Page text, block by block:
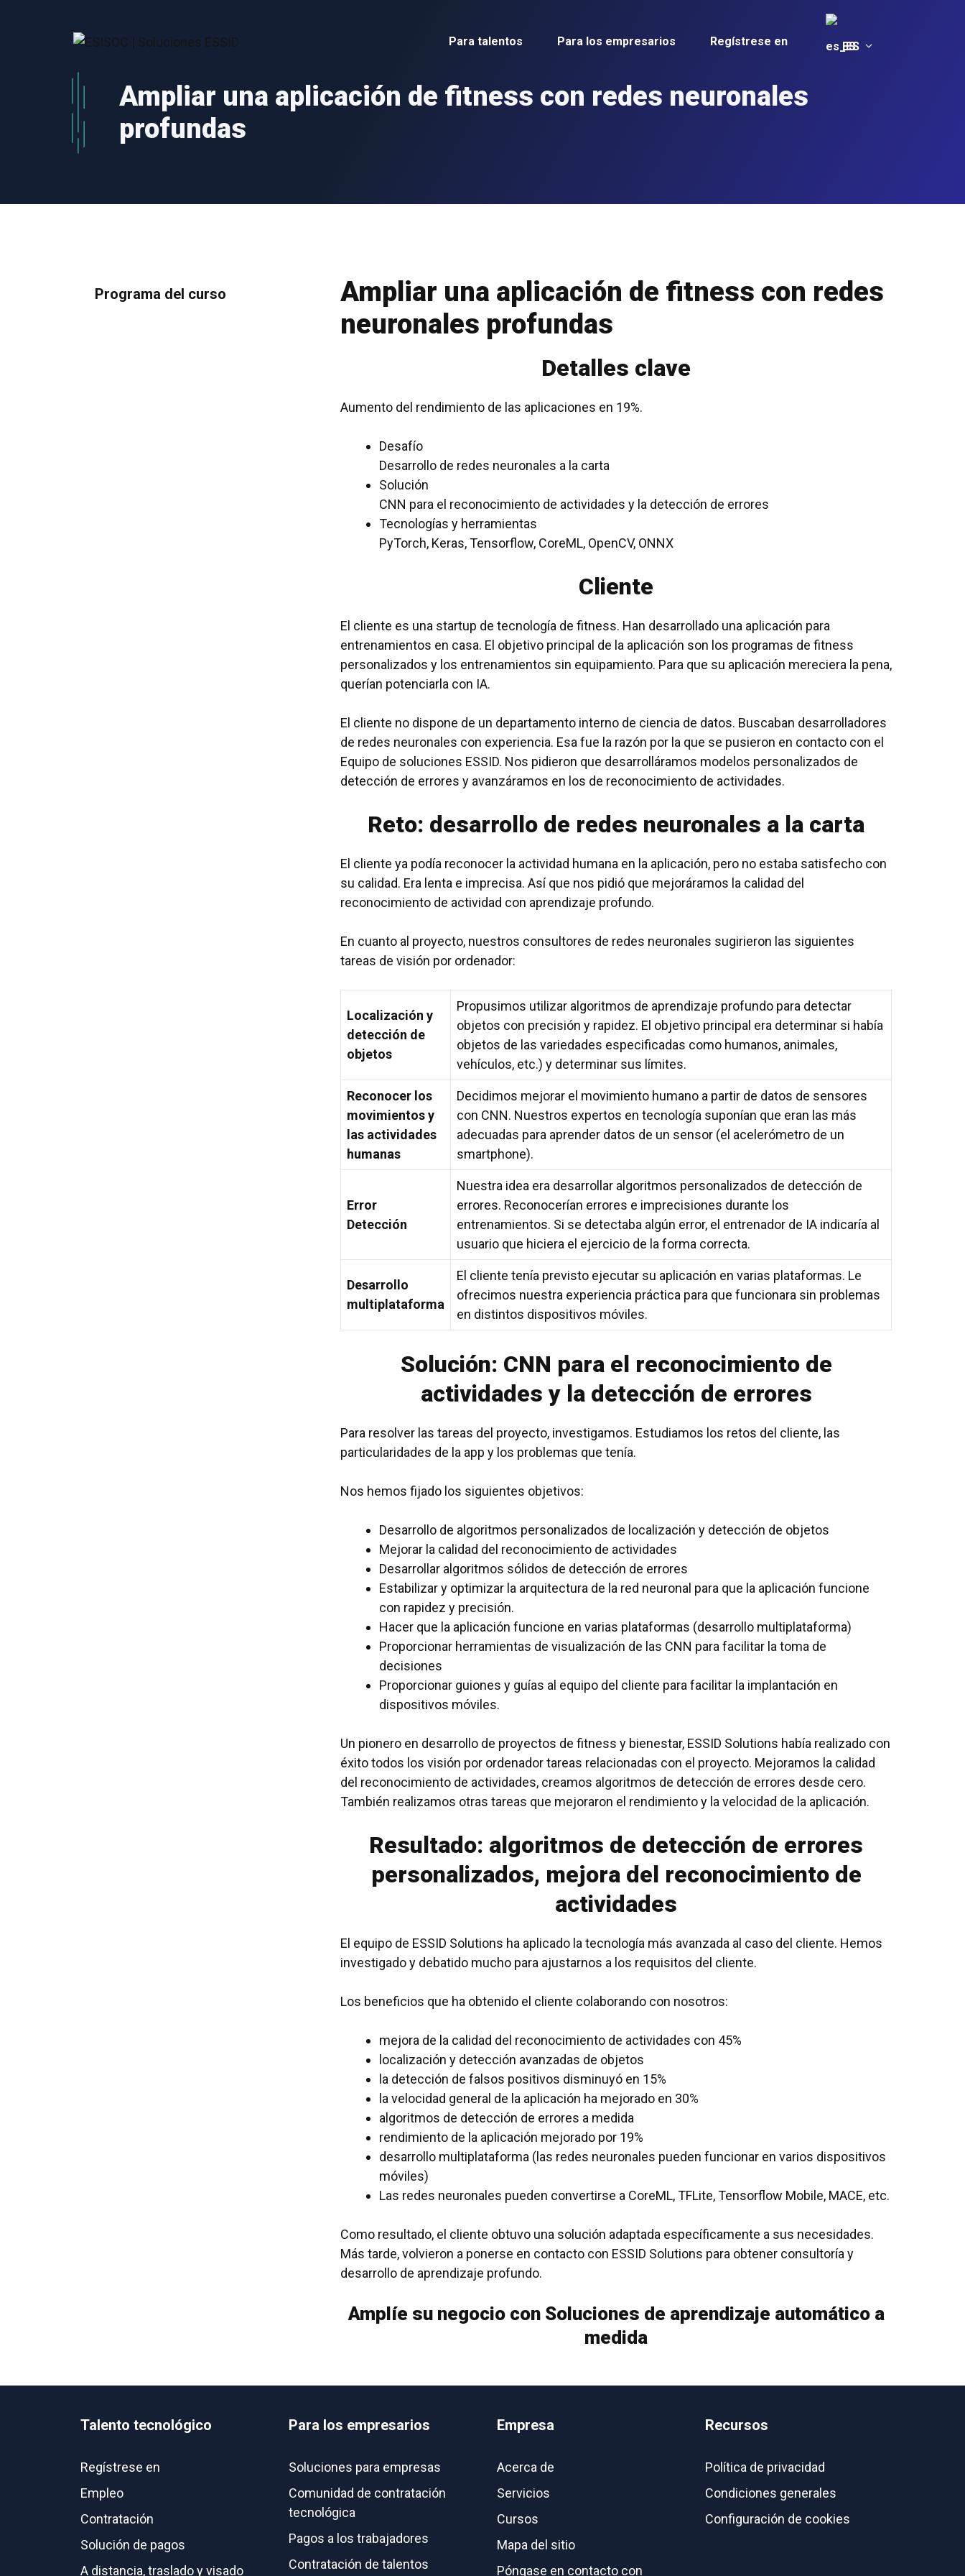
Para talentos Para los empresarios Regístrese en ES
Ampliar una aplicación de fitness con redes neuronales
profundas
Ampliar una aplicación de fitness con redes
neuronales profundas
Detalles clave
Aumento del rendimiento de las aplicaciones en 19%.
Desafío
Desarrollo de redes neuronales a la carta
Solución
CNN para el reconocimiento de actividades y la detección de errores
Tecnologías y herramientas
PyTorch, Keras, Tensorflow, CoreML, OpenCV, ONNX
Cliente
El cliente es una startup de tecnología de fitness. Han desarrollado una aplicación para
entrenamientos en casa. El objetivo principal de la aplicación son los programas de fitness
personalizados y los entrenamientos sin equipamiento. Para que su aplicación mereciera la pena,
querían potenciarla con IA.
El cliente no dispone de un departamento interno de ciencia de datos. Buscaban desarrolladores
de redes neuronales con experiencia. Esa fue la razón por la que se pusieron en contacto con el
Equipo de soluciones ESSID. Nos pidieron que desarrolláramos modelos personalizados de
detección de errores y avanzáramos en los de reconocimiento de actividades.
Reto: desarrollo de redes neuronales a la carta
El cliente ya podía reconocer la actividad humana en la aplicación, pero no estaba satisfecho con
su calidad. Era lenta e imprecisa. Así que nos pidió que mejoráramos la calidad del
reconocimiento de actividad con aprendizaje profundo.
En cuanto al proyecto, nuestros consultores de redes neuronales sugirieron las siguientes
tareas de visión por ordenador:
Localización y
detección de
objetos
Propusimos utilizar algoritmos de aprendizaje profundo para detectar
objetos con precisión y rapidez. El objetivo principal era determinar si había
objetos de las variedades especificadas como humanos, animales,
vehículos, etc.) y determinar sus límites.
Reconocer los
movimientos y
las actividades
humanas
Decidimos mejorar el movimiento humano a partir de datos de sensores
con CNN. Nuestros expertos en tecnología suponían que eran las más
adecuadas para aprender datos de un sensor (el acelerómetro de un
smartphone).
Error
Detección
Nuestra idea era desarrollar algoritmos personalizados de detección de
errores. Reconocerían errores e imprecisiones durante los
entrenamientos. Si se detectaba algún error, el entrenador de IA indicaría al
usuario que hiciera el ejercicio de la forma correcta.
Desarrollo
multiplataforma
El cliente tenía previsto ejecutar su aplicación en varias plataformas. Le
ofrecimos nuestra experiencia práctica para que funcionara sin problemas
en distintos dispositivos móviles.
Solución: CNN para el reconocimiento de
actividades y la detección de errores
Para resolver las tareas del proyecto, investigamos. Estudiamos los retos del cliente, las
particularidades de la app y los problemas que tenía.
Nos hemos fijado los siguientes objetivos:
Desarrollo de algoritmos personalizados de localización y detección de objetos
Mejorar la calidad del reconocimiento de actividades
Desarrollar algoritmos sólidos de detección de errores
Estabilizar y optimizar la arquitectura de la red neuronal para que la aplicación funcione
con rapidez y precisión.
Hacer que la aplicación funcione en varias plataformas (desarrollo multiplataforma)
Proporcionar herramientas de visualización de las CNN para facilitar la toma de
decisiones
Proporcionar guiones y guías al equipo del cliente para facilitar la implantación en
dispositivos móviles.
Un pionero en desarrollo de proyectos de fitness y bienestar, ESSID Solutions había realizado con
éxito todos los visión por ordenadortareas relacionadas con el proyecto. Mejoramos la calidad
del reconocimiento de actividades, creamos algoritmos de detección de errores desde cero.
También realizamos otras tareas que mejoraron el rendimiento y la velocidad de la aplicación.
Resultado: algoritmos de detección de errores
personalizados, mejora del reconocimiento de
actividades
El equipo de ESSID Solutions ha aplicado la tecnología más avanzada al caso del cliente. Hemos
investigado y debatido mucho para ajustarnos a los requisitos del cliente.
Los beneficios que ha obtenido el cliente colaborando con nosotros:
mejora de la calidad del reconocimiento de actividades con 45%
localización y detección avanzadas de objetos
la detección de falsos positivos disminuyó en 15%
la velocidad general de la aplicación ha mejorado en 30%
algoritmos de detección de errores a medida
rendimiento de la aplicación mejorado por 19%
desarrollo multiplataforma (las redes neuronales pueden funcionar en varios dispositivos
móviles)
Las redes neuronales pueden convertirse a CoreML, TFLite, Tensorflow Mobile, MACE, etc.
Como resultado, el cliente obtuvo una solución adaptada específicamente a sus necesidades.
Más tarde, volvieron a ponerse en contacto con ESSID Solutions para obtener consultoría y
desarrollo de aprendizaje profundo.
Amplíe su negocio con Soluciones de aprendizaje automático a
medida
Programa del curso
Talento tecnológico
Regístrese en
Empleo
Contratación
Solución de pagos
A distancia, traslado y visado
Para los empresarios
Soluciones para empresas
Comunidad de contratación
tecnológica
Pagos a los trabajadores
Contratación de talentos
Empresa
Acerca de
Servicios
Cursos
Mapa del sitio
Póngase en contacto con
Recursos
Política de privacidad
Condiciones generales
Configuración de cookies